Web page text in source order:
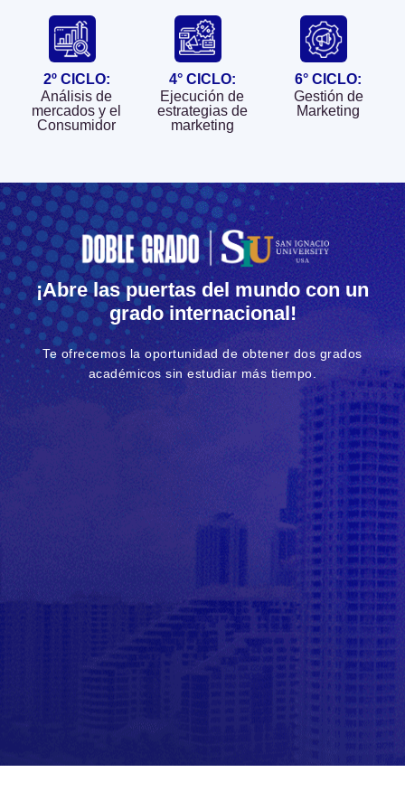
Desarrollarás la
capacidad para
conocer a sus
clientes
actuales y
potenciales de
ofrecer los
productos que
ellos desean y
al precio
adecuado.
Estarás
preparado para
realizar una
adecuada toma
de decisiones y
para lograr la
objetivo de
identificar los
segmentos de
marketing.
Asesorar
empresas en
marketing.
Analizar las
marketing.
consultoras en
marketing.
Empresas de
comunicaciones
y medios
publicitarios.
productivas o
de servicios
diversos
vinculados al
marketing.
Negocios
propios.
2º CICLO:
Análisis de
mercados y el
Consumidor​
4° CICLO:
Ejecución de
estrategias de
marketing​
6° CICLO:
Gestión de
Marketing
¡Abre las puertas del mundo con un
grado internacional!
Te ofrecemos la oportunidad de obtener dos grados
académicos sin estudiar más tiempo.